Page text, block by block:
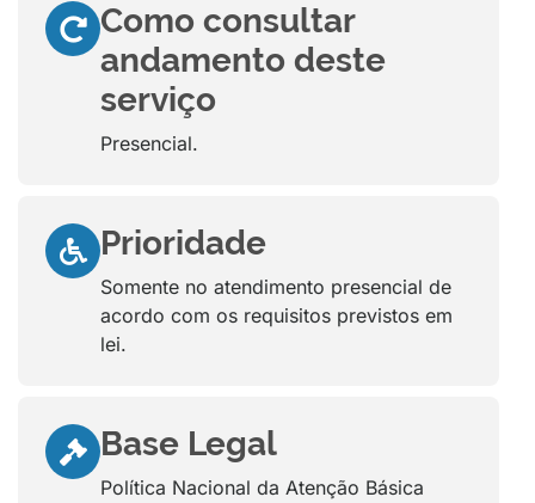
Como consultar
andamento deste
serviço
Presencial.
Prioridade
Somente no atendimento presencial de
acordo com os requisitos previstos em
lei.
Base Legal
Política Nacional da Atenção Básica